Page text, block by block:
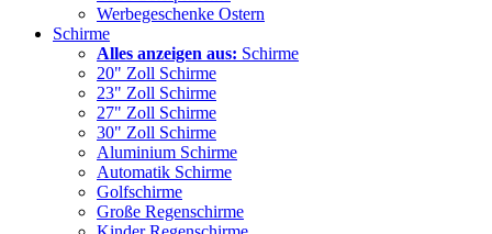
Werbegeschenke Ostern
Schirme
Alles anzeigen aus: Schirme
20" Zoll Schirme
23" Zoll Schirme
27" Zoll Schirme
30" Zoll Schirme
Aluminium Schirme
Automatik Schirme
Golfschirme
Große Regenschirme